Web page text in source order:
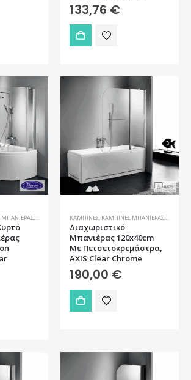
133,76 €
, ΜΠΆΝΙΟ ΚΑΜΠΊΝΕΣ, ΚΑΜΠΊΝΕΣ ΜΠΑΝΙΈΡΑΣ, ΜΠΆΝΙΟ
Διαχωριστικό
Μπανιέρας 120x40cm
Με Πετσετοκρεμάστρα,
AXIS Clear Chrome
190,00 €